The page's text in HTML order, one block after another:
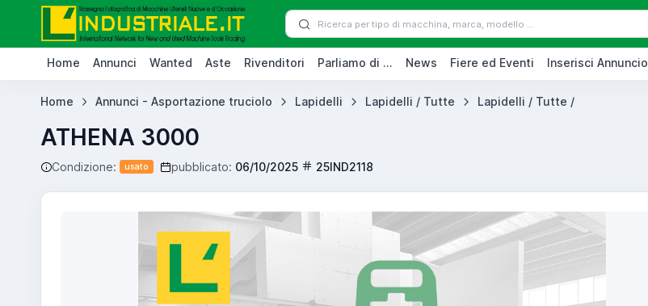
Home Annunci Wanted Aste Rivenditori Parliamo di ... News Fiere ed Eventi Inserisci Annuncio
Home Annunci - Asportazione truciolo Lapidelli Lapidelli / Tutte Lapidelli / Tutte /
ATHENA 3000
Condizione: usato pubblicato: 06/10/2025 25IND2118